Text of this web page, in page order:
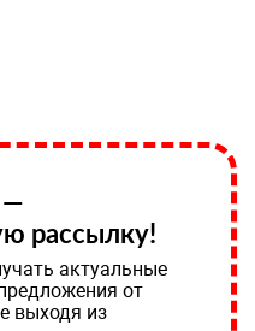
—
рассылку!
актуальные
от
выходя из